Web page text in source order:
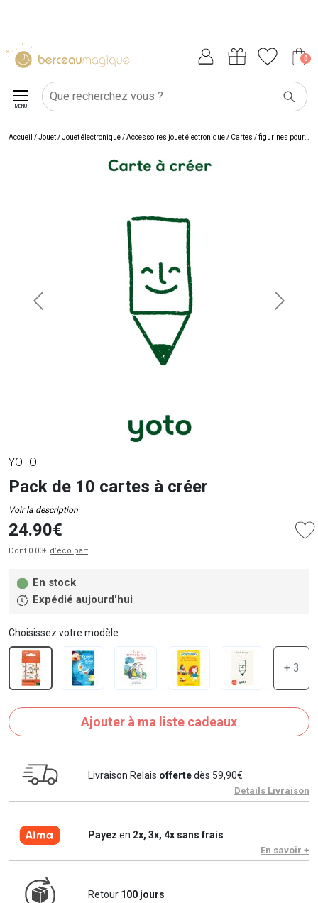
0
MENU
Accueil /Jouet/Jouet électronique/Accessoires jouet électronique/ Cartes / figurines pour conteuse
YOTO
Pack de 10 cartes à créer
Voir la description
24.90€
Dont 0.03€ d’éco part
En stock
Expédié aujourd'hui
Choisissez votre modèle
+ 3
Ajouter à ma liste cadeaux
Livraison Relais offertedès 59,90€
Details Livraison
Payez en 2x, 3x, 4x sans frais
En savoir +
Retour 100 jours